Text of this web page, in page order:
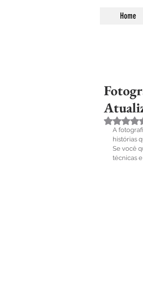
Home
A
histórias
Se você
técnicas